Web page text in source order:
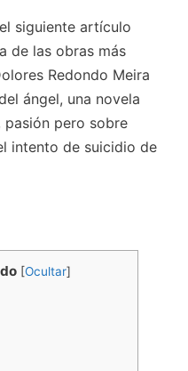
siguiente artículo
de las obras más
Redondo Meira
ángel, una novela
pasión pero sobre
intento de suicidio de
[Ocultar]